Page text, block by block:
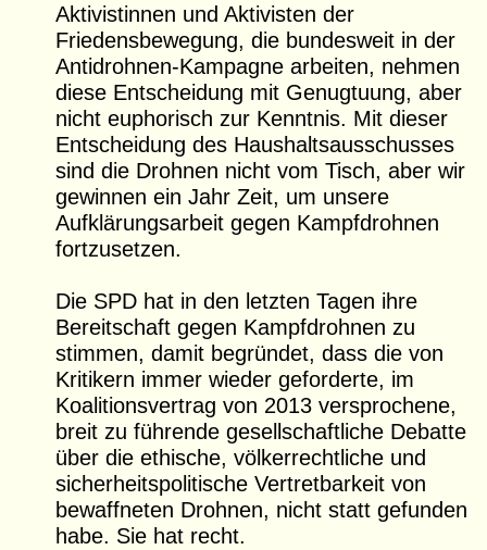
Aktivistinnen und Aktivisten der
Friedensbewegung, die bundesweit in der
Antidrohnen-Kampagne arbeiten, nehmen
diese Entscheidung mit Genugtuung, aber
nicht euphorisch zur Kenntnis. Mit dieser
Entscheidung des Haushaltsausschusses
sind die Drohnen nicht vom Tisch, aber wir
gewinnen ein Jahr Zeit, um unsere
Aufklärungsarbeit gegen Kampfdrohnen
fortzusetzen.
Die SPD hat in den letzten Tagen ihre
Bereitschaft gegen Kampfdrohnen zu
stimmen, damit begründet, dass die von
Kritikern immer wieder geforderte, im
Koalitionsvertrag von 2013 versprochene,
breit zu führende gesellschaftliche Debatte
über die ethische, völkerrechtliche und
sicherheitspolitische Vertretbarkeit von
bewaffneten Drohnen, nicht statt gefunden
habe. Sie hat recht.